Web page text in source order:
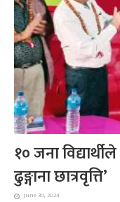
१० जना
ढुङ्गाना छात्रवृत्ति’
June 30, 2024